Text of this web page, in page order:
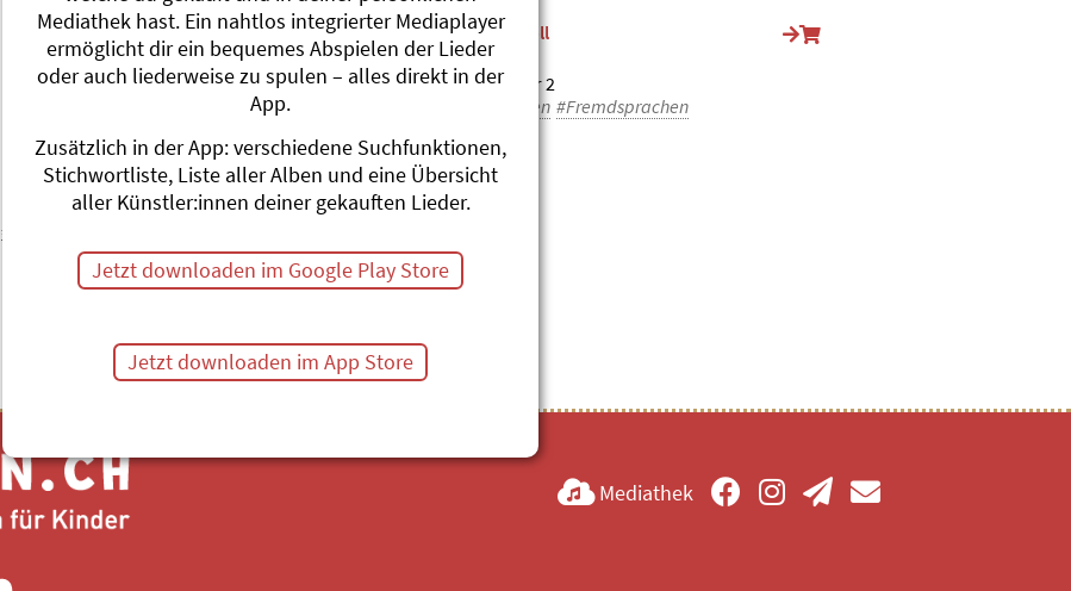
Sogni di Rock'n'Roll
SSASSA
Schnabelwetzer 2
#Tanzen #Fremdsprachen
#Gefühle
Mediathek
Mediathek hast. Ein nahtlos integrierter Mediaplayer
ermöglicht dir ein bequemes Abspielen der Lieder
oder auch liederweise zu spulen – alles direkt in der
App.
Zusätzlich in der App: verschiedene Suchfunktionen,
Stichwortliste, Liste aller Alben und eine Übersicht
aller Künstler:innen deiner gekauften Lieder.
Jetzt downloaden im Google Play Store
Jetzt downloaden im App Store